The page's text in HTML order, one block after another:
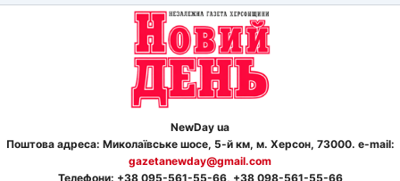
NewDay ua
Поштова адреса: Миколаївське шосе, 5-й км, м. Херсон, 73000. e-mail:
gazetanewday@gmail.com
Телефони: +38 095-561-55-66, +38 098-561-55-66